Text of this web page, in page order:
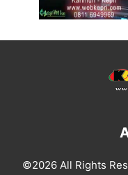
©2026 All Rights